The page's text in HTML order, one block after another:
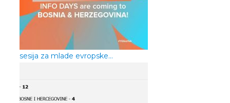
sesija za mlade evropske…